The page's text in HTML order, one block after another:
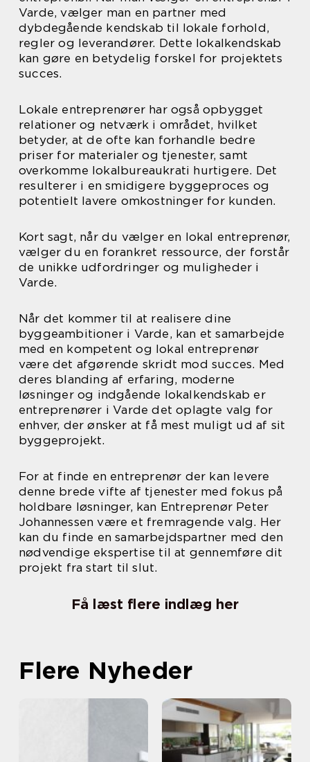
Varde, vælger man en partner med
dybdegående kendskab til lokale forhold,
regler og leverandører. Dette lokalkendskab
kan gøre en betydelig forskel for projektets
succes.
Lokale entreprenører har også opbygget
relationer og netværk i området, hvilket
betyder, at de ofte kan forhandle bedre
priser for materialer og tjenester, samt
overkomme lokalbureaukrati hurtigere. Det
resulterer i en smidigere byggeproces og
potentielt lavere omkostninger for kunden.
Kort sagt, når du vælger en lokal entreprenør,
vælger du en forankret ressource, der forstår
de unikke udfordringer og muligheder i
Varde.
Når det kommer til at realisere dine
byggeambitioner i Varde, kan et samarbejde
med en kompetent og lokal entreprenør
være det afgørende skridt mod succes. Med
deres blanding af erfaring, moderne
løsninger og indgående lokalkendskab er
entreprenører i Varde det oplagte valg for
enhver, der ønsker at få mest muligt ud af sit
byggeprojekt.
For at finde en entreprenør der kan levere
denne brede vifte af tjenester med fokus på
holdbare løsninger, kan Entreprenør Peter
Johannessen være et fremragende valg. Her
kan du finde en samarbejdspartner med den
nødvendige ekspertise til at gennemføre dit
projekt fra start til slut.
Få læst flere indlæg her
Flere Nyheder